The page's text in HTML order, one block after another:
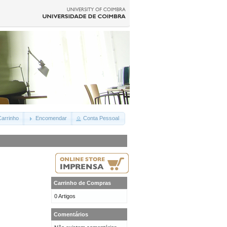
Encomendar Conta Pessoal
Carrinho de Compras
0 Artigos
Comentários